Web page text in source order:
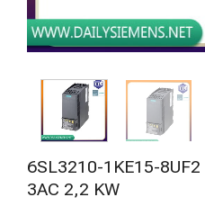
6SL3210-1KE15-
3AC 2,2 KW